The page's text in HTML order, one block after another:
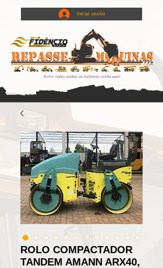
Iniciar sesión
ROLO COMPACTADOR
TANDEM AMANN ARX40,